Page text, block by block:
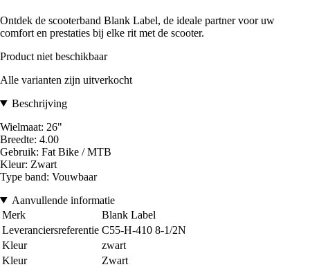
Ontdek de scooterband Blank Label, de ideale partner voor uw
comfort en prestaties bij elke rit met de scooter.
Product niet beschikbaar
Alle varianten zijn uitverkocht
Beschrijving
Wielmaat: 26"
Breedte: 4.00
Gebruik: Fat Bike / MTB
Kleur: Zwart
Type band: Vouwbaar
Aanvullende informatie
Merk
Blank Label
Leveranciersreferentie C55-H-410 8-1/2N
Kleur
zwart
Kleur
Zwart